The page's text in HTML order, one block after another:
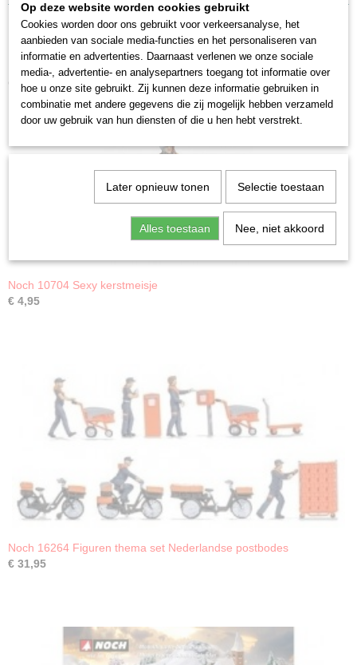
Ook interessant
Noch 10704 Sexy kerstmeisje
€ 4,95
Noch 16264 Figuren thema set Nederlandse postbodes
€ 31,95
Op deze website worden cookies gebruikt
Cookies worden door ons gebruikt voor verkeersanalyse, het
aanbieden van sociale media-functies en het personaliseren van
informatie en advertenties. Daarnaast verlenen we onze sociale
media-, advertentie- en analysepartners toegang tot informatie over
hoe u onze site gebruikt. Zij kunnen deze informatie gebruiken in
combinatie met andere gegevens die zij mogelijk hebben verzameld
door uw gebruik van hun diensten of die u hen hebt verstrekt.
Later opnieuw tonen Selectie toestaan
Alles toestaan Nee, niet akkoord